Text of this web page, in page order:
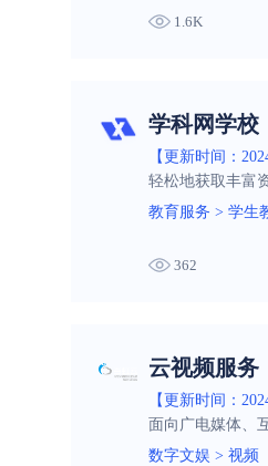
1.6K
学科网学校
【更新时间：
轻松地获取丰富
教育服务 > 学生
362
云视频服务
【更新时间：
面向广电媒体、
安全稳定诉求。
数字文娱 > 视频